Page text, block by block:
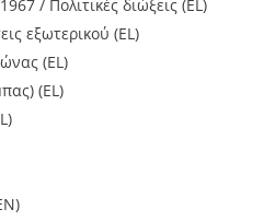
/ Πολιτικές διώξεις (EL)
εξωτερικού (EL)
(EL)
(EL)